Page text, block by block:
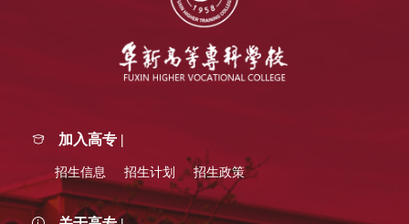
加入高专 |
招生信息 招生计划 招生政策